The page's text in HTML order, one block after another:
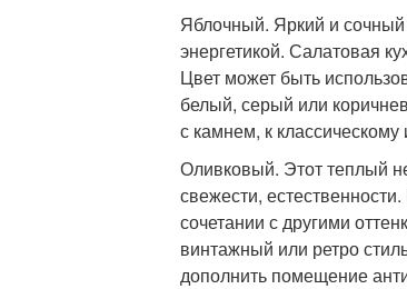
Яблочный. Яркий и сочный
энергетикой. Салатовая
Цвет может быть
белый, серый или
с камнем, к
Оливковый. Этот теплый
свежести,
сочетании с другими
винтажный или ретро
дополнить помещение